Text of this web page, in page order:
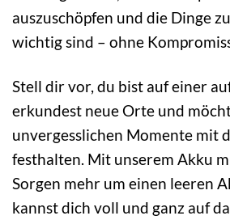
auszuschöpfen und die Dinge
wichtig sind – ohne
Stell dir vor, du bist auf einer
erkundest neue Orte und
unvergesslichen Momente mit
festhalten. Mit unserem Akku
Sorgen mehr um einen leeren
kannst dich voll und ganz auf